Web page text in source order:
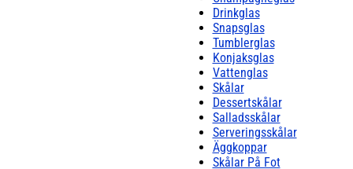
Drinkglas
Snapsglas
Tumblerglas
Konjaksglas
Vattenglas
Skålar
Dessertskålar
Salladsskålar
Serveringsskålar
Äggkoppar
Skålar På Fot